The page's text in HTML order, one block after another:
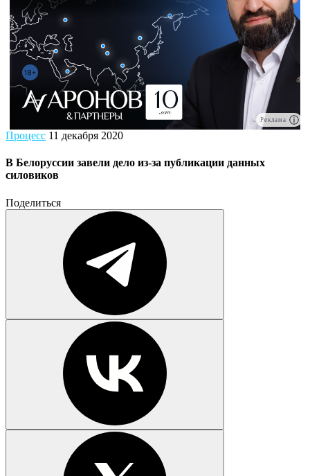
Реклама
Процесс 11 декабря 2020
В Белоруссии завели дело из-за публикации данных
силовиков
Поделиться